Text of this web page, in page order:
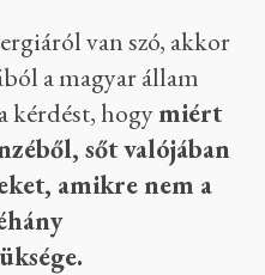
van szó, akkor
a magyar állam
kérdést, hogymiért
sőt valójában
amikre nem a